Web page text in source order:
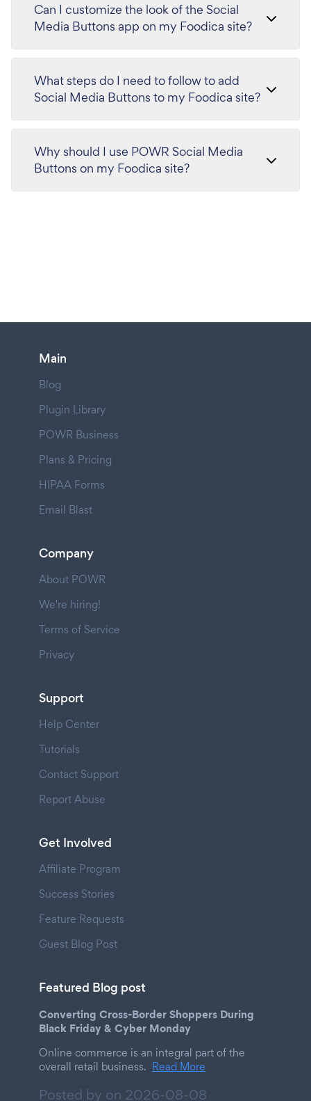
Can I customize the look of the Social
Media Buttons app on my Foodica site?
What steps do I need to follow to add
Social Media Buttons to my Foodica site?
Why should I use POWR Social Media
Buttons on my Foodica site?
Main
Blog
Plugin Library
POWR Business
Plans & Pricing
HIPAA Forms
Email Blast
Company
About POWR
We're hiring!
Terms of Service
Privacy
Support
Help Center
Tutorials
Contact Support
Report Abuse
Get Involved
Affiliate Program
Success Stories
Feature Requests
Guest Blog Post
Featured Blog post
Converting Cross-Border Shoppers During
Black Friday & Cyber Monday
Online commerce is an integral part of the
overall retail business. Read More
Posted by on 2026-08-08